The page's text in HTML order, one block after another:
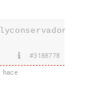
#3188778
hace